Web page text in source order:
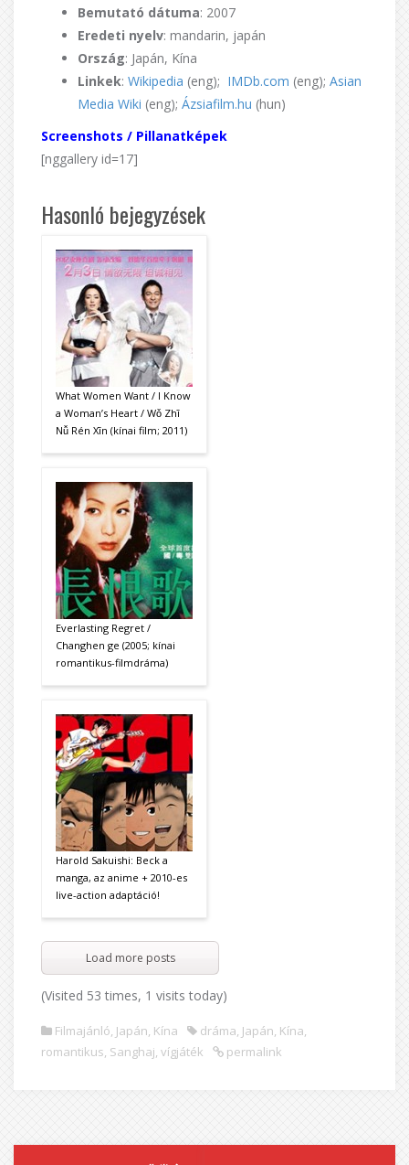
Bemutató dátuma: 2007
Eredeti nyelv: mandarin, japán
Ország: Japán, Kína
Linkek: Wikipedia (eng); IMDb.com (eng); Asian
Media Wiki (eng); Ázsiafilm.hu (hun)
Screenshots / Pillanatképek
[nggallery id=17]
Hasonló bejegyzések
What Women Want / I Know
a Woman’s Heart / Wǒ Zhī
Nǚ Rén Xīn (kínai film; 2011)
Everlasting Regret /
Changhen ge (2005; kínai
romantikus-filmdráma)
Harold Sakuishi: Beck a
manga, az anime + 2010-es
live-action adaptáció!
Load more posts
(Visited 53 times, 1 visits today)
Filmajánló, Japán, Kína dráma, Japán, Kína,
romantikus, Sanghaj, vígjáték permalink